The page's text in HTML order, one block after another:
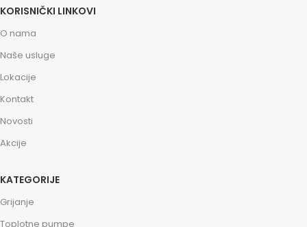
KORISNIČKI LINKOVI
O nama
Naše usluge
Lokacije
Kontakt
Novosti
Akcije
KATEGORIJE
Grijanje
Toplotne pumpe